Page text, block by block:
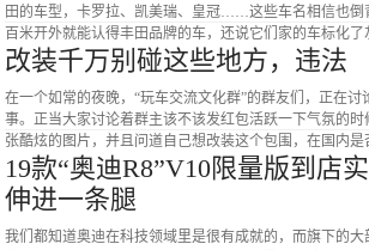
田的车型，卡罗拉、凯美瑞、皇冠……这些车名相信也倒
百米开外就能认得丰田品牌的车，还说它们家的车标化了
改装千万别碰这些地方，违法
在一个如常的夜晚，“玩车交流文化群”的群友们，正在讨
事。正当大家讨论着群主该不该发红包活跃一下气氛的
张酷炫的图片，并且问道自己想改装这个包围，在国内是
19款“奥迪R8”V10限量版到店
伸进一条腿
我们都知道奥迪在科技领域里是很有成就的，而旗下的